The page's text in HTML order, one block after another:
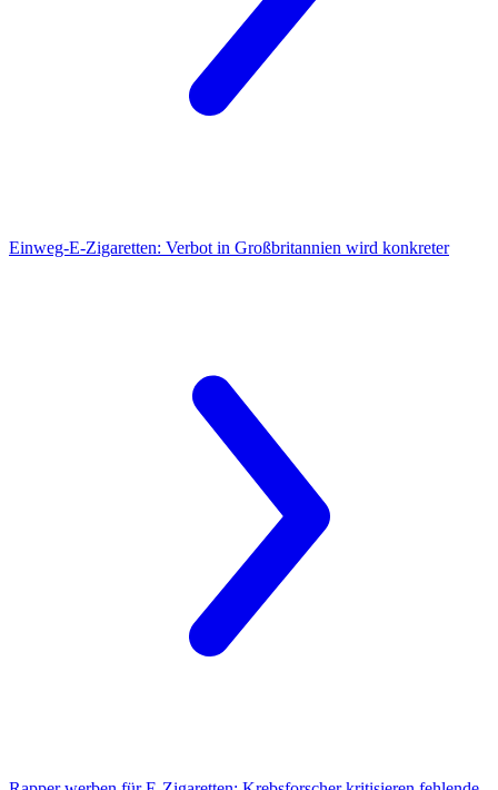
Einweg-E-Zigaretten: Verbot in Großbritannien wird konkreter